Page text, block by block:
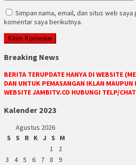
Simpan nama, email, dan situs web
komentar saya berikutnya.
Breaking News
BERITA TERUPDATE HANYA DI WEBSITE
DAN UNTUK PEMASANGAN IKLAN MAUPUN
WEBSITE JAMBITV.CO HUBUNGI TELP/
Kalender 2023
Agustus 2026
S
S R K J S
M
1
2
3
4 5 6 7 8
9